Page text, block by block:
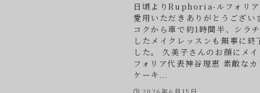
日頃よりRuphoria-ルフォリ
愛用いただきありがとうござい
コクから車で約1時間半、シラ
したメイクレッスンも無事に終
した。 久美子さんのお顔にメ
フォリア代表神谷理恵 素敵なカ
ケーキ...